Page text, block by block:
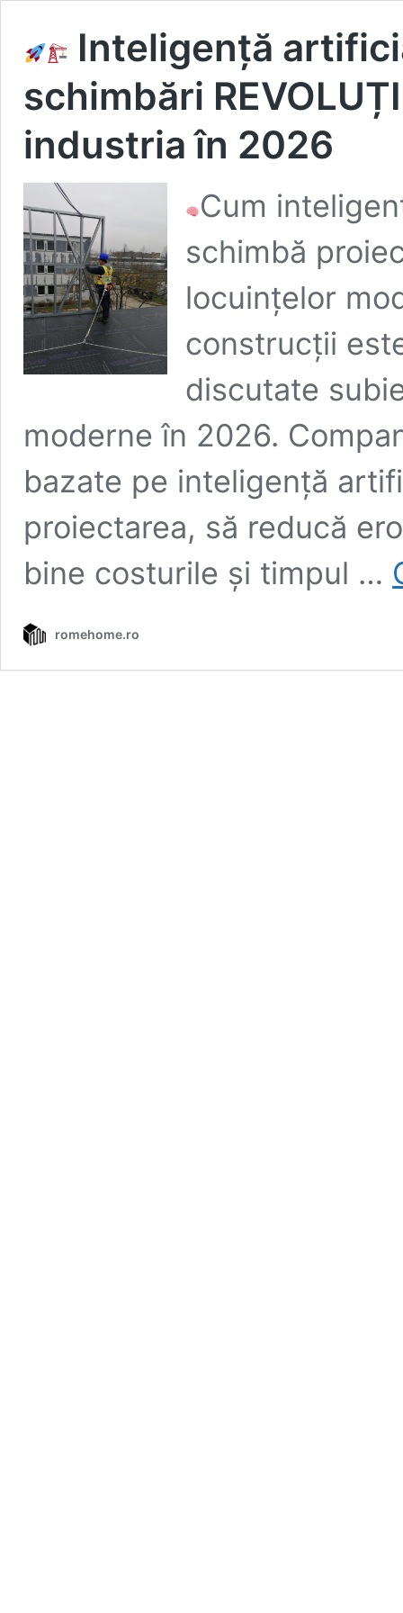
Inteligență
schimbări
industria în 2026
Cum
schimbă
locuințelor
construcții
discutate
moderne în 2026.
bazate pe inteligență
proiectarea, să reducă
bine costurile și timpul …
romehome.ro